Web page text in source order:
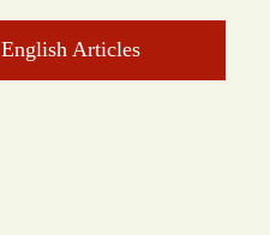
English Articles